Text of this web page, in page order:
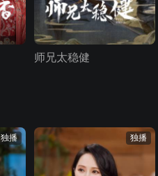
师兄太稳健
独播 独播